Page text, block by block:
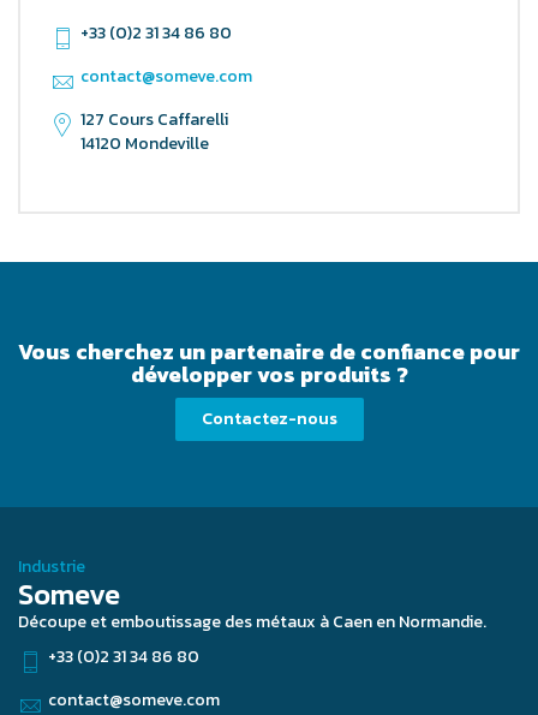
+33 (0)2 31 34 86 80
contact@someve.com
127 Cours Caffarelli
14120 Mondeville
Vous cherchez un partenaire de confiance pour
développer vos produits ?
Contactez-nous
Industrie
Someve
Découpe et emboutissage des métaux à Caen en Normandie.
+33 (0)2 31 34 86 80
contact@someve.com